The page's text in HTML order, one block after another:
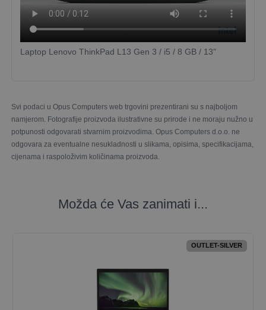
Laptop Lenovo ThinkPad L13 Gen 3 / i5 / 8 GB / 13"
Svi podaci u Opus Computers web trgovini prezentirani su s najboljom
namjerom. Fotografije proizvoda ilustrativne su prirode i ne moraju nužno u
potpunosti odgovarati stvarnim proizvodima. Opus Computers d.o.o. ne
odgovara za eventualne nesukladnosti u slikama, opisima, specifikacijama,
cijenama i raspoloživim količinama proizvoda.
Možda će Vas zanimati i...
OUTLET-SILVER